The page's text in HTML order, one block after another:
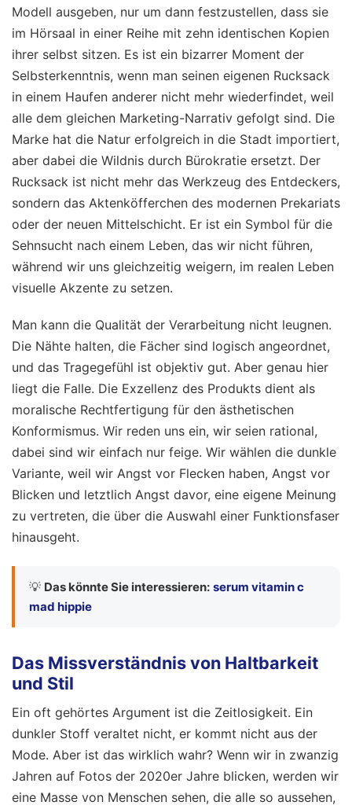
Modell ausgeben, nur um dann festzustellen, dass sie
im Hörsaal in einer Reihe mit zehn identischen Kopien
ihrer selbst sitzen. Es ist ein bizarrer Moment der
Selbsterkenntnis, wenn man seinen eigenen Rucksack
in einem Haufen anderer nicht mehr wiederfindet, weil
alle dem gleichen Marketing-Narrativ gefolgt sind. Die
Marke hat die Natur erfolgreich in die Stadt importiert,
aber dabei die Wildnis durch Bürokratie ersetzt. Der
Rucksack ist nicht mehr das Werkzeug des Entdeckers,
sondern das Aktenköfferchen des modernen Prekariats
oder der neuen Mittelschicht. Er ist ein Symbol für die
Sehnsucht nach einem Leben, das wir nicht führen,
während wir uns gleichzeitig weigern, im realen Leben
visuelle Akzente zu setzen.
Man kann die Qualität der Verarbeitung nicht leugnen.
Die Nähte halten, die Fächer sind logisch angeordnet,
und das Tragegefühl ist objektiv gut. Aber genau hier
liegt die Falle. Die Exzellenz des Produkts dient als
moralische Rechtfertigung für den ästhetischen
Konformismus. Wir reden uns ein, wir seien rational,
dabei sind wir einfach nur feige. Wir wählen die dunkle
Variante, weil wir Angst vor Flecken haben, Angst vor
Blicken und letztlich Angst davor, eine eigene Meinung
zu vertreten, die über die Auswahl einer Funktionsfaser
hinausgeht.
💡 Das könnte Sie interessieren: serum vitamin c
mad hippie
Das Missverständnis von Haltbarkeit
und Stil
Ein oft gehörtes Argument ist die Zeitlosigkeit. Ein
dunkler Stoff veraltet nicht, er kommt nicht aus der
Mode. Aber ist das wirklich wahr? Wenn wir in zwanzig
Jahren auf Fotos der 2020er Jahre blicken, werden wir
eine Masse von Menschen sehen, die alle so aussehen,